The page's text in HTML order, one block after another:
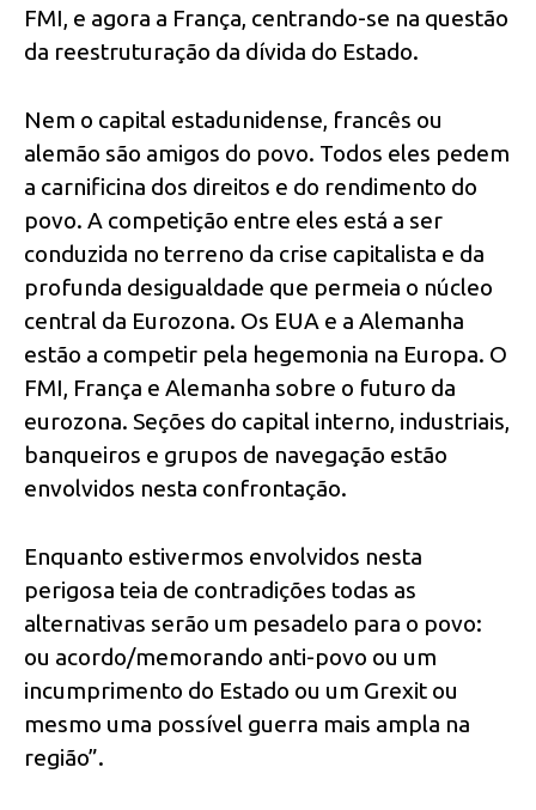
FMI, e agora a França, centrando-se na questão
da reestruturação da dívida do Estado.
Nem o capital estadunidense, francês ou
alemão são amigos do povo. Todos eles pedem
a carnificina dos direitos e do rendimento do
povo. A competição entre eles está a ser
conduzida no terreno da crise capitalista e da
profunda desigualdade que permeia o núcleo
central da Eurozona. Os EUA e a Alemanha
estão a competir pela hegemonia na Europa. O
FMI, França e Alemanha sobre o futuro da
eurozona. Seções do capital interno, industriais,
banqueiros e grupos de navegação estão
envolvidos nesta confrontação.
Enquanto estivermos envolvidos nesta
perigosa teia de contradições todas as
alternativas serão um pesadelo para o povo:
ou acordo/memorando anti-povo ou um
incumprimento do Estado ou um Grexit ou
mesmo uma possível guerra mais ampla na
região”.